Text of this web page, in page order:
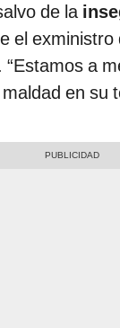
de la
el
“Estamos a
en su